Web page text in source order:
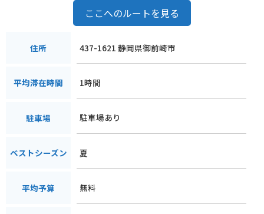
ここへのルートを見る
住所 437-1621 静岡県御前崎市
平均滞在時間 1時間
駐車場 駐車場あり
ベストシーズン 夏
平均予算 無料